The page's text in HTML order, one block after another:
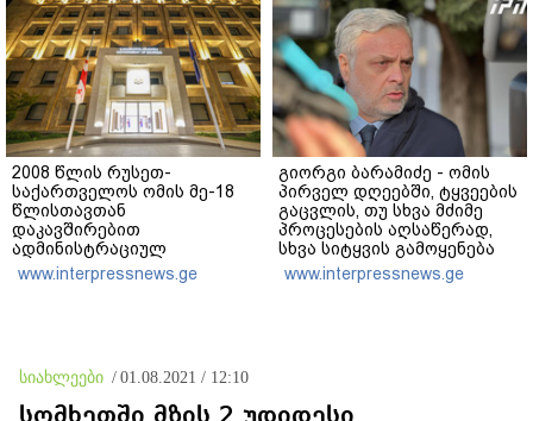
2008 წლის რუსეთ-
საქართველოს ომის მე-18
წლისთავთან
დაკავშირებით
ადმინისტრაციულ
შენობებზე სახელმწიფო
დროშები დაეშვა
www.interpressnews.ge
გიორგი ბარამიძე - ომის
პირველ დღეებში, ტყვეების
გაცვლის, თუ სხვა მძიმე
პროცესების აღსაწერად,
სხვა სიტყვის გამოყენება
აჯობებდა - არასდროს
მითქვამს, რომ ჩვენები
www.interpressnews.ge
სიახლეები / 01.08.2021 / 12:10
სომხეთში მზის 2 უდიდესი